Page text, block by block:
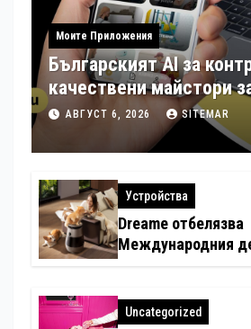
Моите Приложения
Българският AI за
качествени майстори
шест страни в Европа
АВГУСТ 6, 2026 SITEMAR
Устройства
Dreame отбелязва
Международния
любимци
Uncategorized